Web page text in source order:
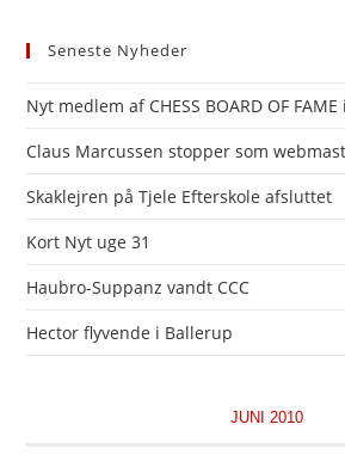
Seneste Nyheder
Nyt medlem af CHESS BOARD OF FAME
Claus Marcussen stopper som
Skaklejren på Tjele Efterskole afsluttet
Kort Nyt uge 31
Haubro-Suppanz vandt CCC
Hector flyvende i Ballerup
JUNI 2010